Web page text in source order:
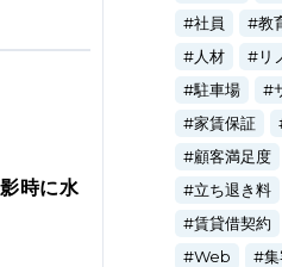
時に水
社員
教
人材
リ
駐車場
家賃保証
顧客満足度
立ち退き料
賃貸借契約
Web